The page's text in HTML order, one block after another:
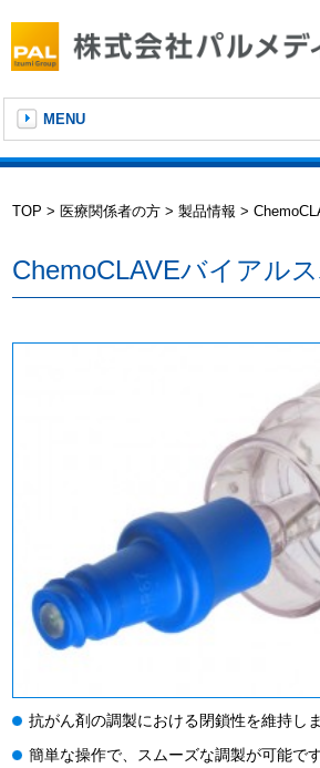
MENU
TOP 医療関係者の方 製品情報
ChemoCLAVEバイアル
抗がん剤の調製における閉鎖性を維持しま
簡単な操作で、スムーズな調製が可能です